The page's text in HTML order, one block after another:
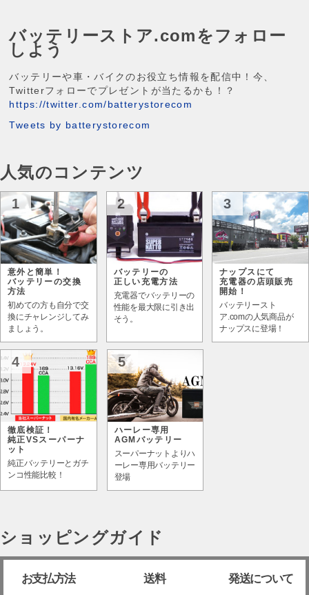
バッテリーストア.comをフォロー
しよう
バッテリーや車・バイクのお役立ち情報を配信中！今、
Twitterフォローでプレゼントが当たるかも！？
https://twitter.com/batterystorecom
Tweets by batterystorecom
人気のコンテンツ
1
意外と簡単！
バッテリーの交換
方法
初めての方も自分で交
換にチャレンジしてみ
ましょう。
2
バッテリーの
正しい充電方法
充電器でバッテリーの
性能を最大限に引き出
そう。
3
ナップスにて
充電器の店頭販売
開始！
バッテリースト
ア.comの人気商品が
ナップスに登場！
4
徹底検証！
純正VSスーパーナ
ット
純正バッテリーとガチ
ンコ性能比較！
5
ハーレー専用
AGMバッテリー
スーパーナットよりハ
ーレー専用バッテリー
登場
ショッピングガイド
お支払方法 送料 発送について